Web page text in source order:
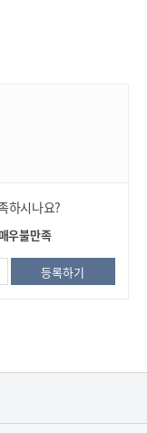
하시나요?
우불만족